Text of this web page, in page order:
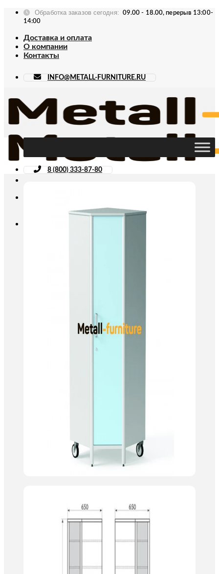
Skip
Обработка заказов сегодня:
09.00 - 18.00, перерыв 13:00-
14:00
Доставка и оплата
О компании
Контакты
INFO@METALL-FURNITURE.RU
8 (800) 333-87-80